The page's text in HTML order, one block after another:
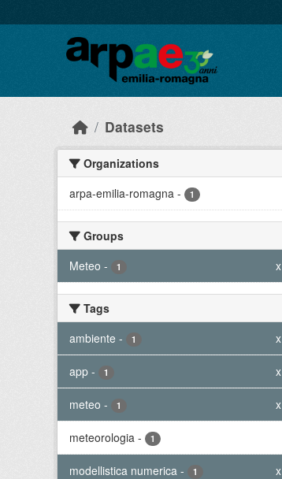
Datasets
Organizations
arpa-emilia-romagna - 1
Groups
Meteo - 1 x
Tags
ambiente - 1 x
app - 1 x
meteo - 1 x
meteorologia - 1
modellistica numerica - 1 x